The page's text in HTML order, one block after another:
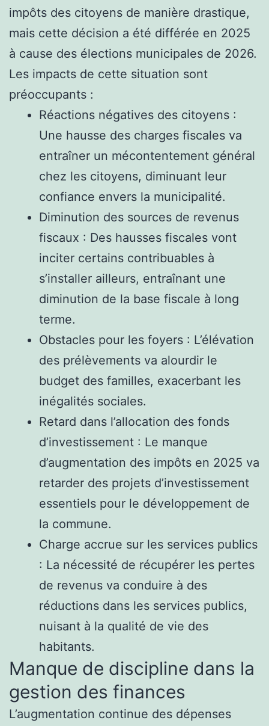
impôts des citoyens de manière drastique,
mais cette décision a été différée en 2025
à cause des élections municipales de 2026.
Les impacts de cette situation sont
préoccupants :
Réactions négatives des citoyens :
Une hausse des charges fiscales va
entraîner un mécontentement général
chez les citoyens, diminuant leur
confiance envers la municipalité.
Diminution des sources de revenus
fiscaux : Des hausses fiscales vont
inciter certains contribuables à
s’installer ailleurs, entraînant une
diminution de la base fiscale à long
terme.
Obstacles pour les foyers : L’élévation
des prélèvements va alourdir le
budget des familles, exacerbant les
inégalités sociales.
Retard dans l’allocation des fonds
d’investissement : Le manque
d’augmentation des impôts en 2025 va
retarder des projets d’investissement
essentiels pour le développement de
la commune.
Charge accrue sur les services publics
: La nécessité de récupérer les pertes
de revenus va conduire à des
réductions dans les services publics,
nuisant à la qualité de vie des
habitants.
Manque de discipline dans la
gestion des finances
L’augmentation continue des dépenses